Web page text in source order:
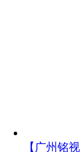
【广州铭